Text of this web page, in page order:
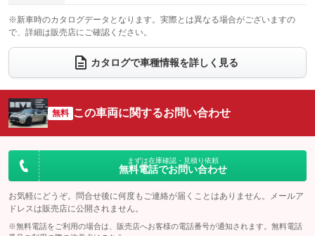
：装備なし ：装備なし
ウォークスルー
：装備なし
電動リアゲート フロントカメラ
：装備なし
：装備なし ：装備なし
サイドカメラ
：装備なし ルーフレール
：装備なし
：装備なし
：装備なし
※新車時のカタログデータとなります。実際とは異なる場合がございますの
で、詳細は販売店にご確認ください。
カタログで車種情報を詳しく見る
無料 この車両に関するお問い合わせ
まずは在庫確認・見積り依頼
無料電話でお問い合わせ
お気軽にどうぞ。問合せ後に何度もご連絡が届くことはありません。メールア
ドレスは販売店に公開されません。
※無料電話をご利用の場合は、販売店へお客様の電話番号が通知されます。無料電話